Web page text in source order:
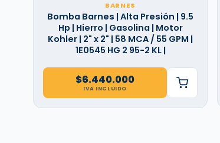
BARNES
Bomba Barnes | Alta Presión | 9.5
Hp | Hierro | Gasolina | Motor
Kohler | 2" x 2" | 58 MCA / 55 GPM |
1E0545 HG 2 95-2 KL |
$6.440.000
IVA INCLUIDO